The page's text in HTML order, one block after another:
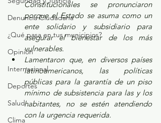
Denuncia Ciudadana
¿Qué pasa en tus municipios?
Opinión
Internacional
Deportes
Salud
Clima
Constitucionales se pronunciaron
porque el Estado se asuma como un
ente solidario y subsidiario para
asegurar el bienestar de los más
vulnerables.
Lamentaron que, en diversos países
latinoamericanos, las políticas
públicas para la garantía de un piso
mínimo de subsistencia para las y los
habitantes, no se estén atendiendo
con la urgencia requerida.